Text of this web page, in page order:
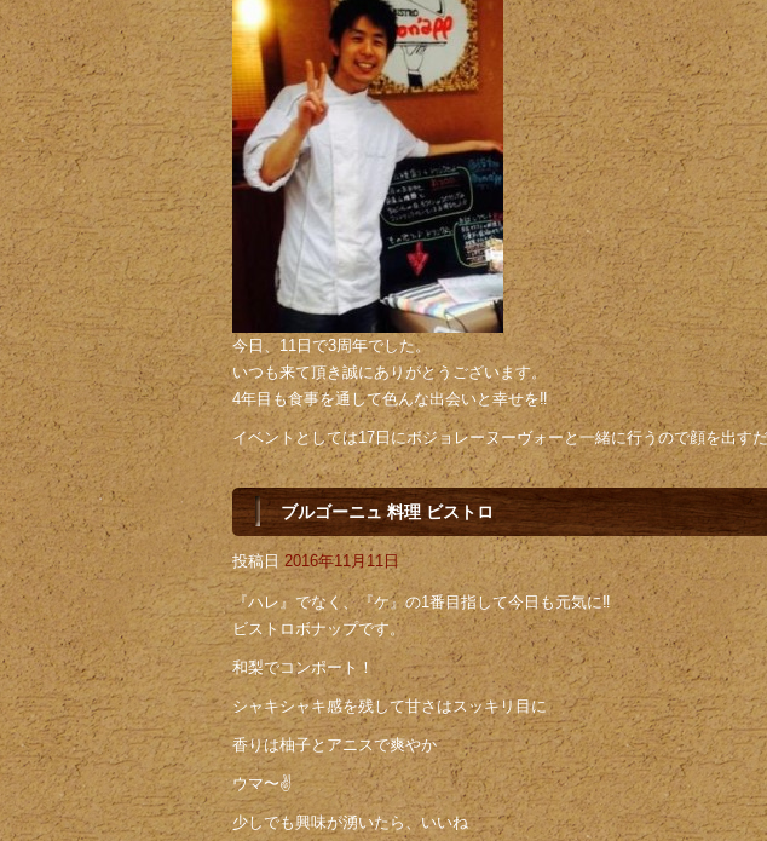
今日、11日で3周年でした。
いつも来て頂き誠にありがとうございます。
4年目も食事を通して色んな出会いと幸せを‼️
イベントとしては17日にボジョレーヌーヴォーと一緒に行うので顔を出す
ブルゴーニュ 料理 ビストロ
投稿日 2016年11月11日
『ハレ』でなく、『ケ』の1番目指して今日も元気に‼️
ビストロボナップです。
和梨でコンポート！
シャキシャキ感を残して甘さはスッキリ目に
香りは柚子とアニスで爽やか
ウマ〜✌️
少しでも興味が湧いたら、いいね